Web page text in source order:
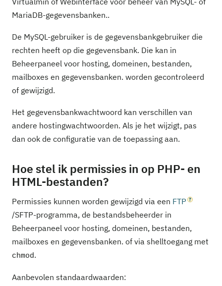
MariaDB-gegevensbanken..
De MySQL-gebruiker is de gegevensbankgebruiker die
rechten heeft op die gegevensbank. Die kan in
Beheerpaneel voor hosting, domeinen, bestanden,
mailboxes en gegevensbanken. worden gecontroleerd
of gewijzigd.
Het gegevensbankwachtwoord kan verschillen van
andere hostingwachtwoorden. Als je het wijzigt, pas
dan ook de configuratie van de toepassing aan.
Hoe stel ik permissies in op PHP- en
HTML-bestanden?
Permissies kunnen worden gewijzigd via een FTP
/SFTP-programma, de bestandsbeheerder in
Beheerpaneel voor hosting, domeinen, bestanden,
mailboxes en gegevensbanken. of via shelltoegang met
chmod.
Aanbevolen standaardwaarden: